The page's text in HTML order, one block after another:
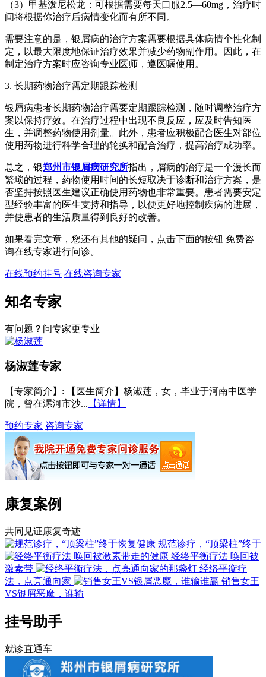
（3）甲基泼尼松龙：可根据需要每天口服2.5—60mg，治疗时
间将根据你治疗后病情变化而有所不同。
需要注意的是，银屑病的治疗方案需要根据具体病情个性化制
定，以最大限度地保证治疗效果并减少药物副作用。因此，在
制定治疗方案时应咨询专业医师，遵医嘱使用。
3. 长期药物治疗需定期跟踪检测
银屑病患者长期药物治疗需要定期跟踪检测，随时调整治疗方
案以保持疗效。在治疗过程中出现不良反应，应及时告知医
生，并调整药物使用剂量。此外，患者应积极配合医生对部位
使用药物进行科学合理的轮换和配合治疗，提高治疗成功率。
总之，银郑州市银屑病研究所指出，屑病的治疗是一个漫长而
繁琐的过程，药物使用时间的长短取决于诊断和治疗方案，是
否坚持按照医生建议正确使用药物也非常重要。患者需要安定
型经验丰富的医生支持和指导，以便更好地控制疾病的进展，
并使患者的生活质量得到良好的改善。
如果看完文章，您还有其他的疑问，点击下面的按钮 免费咨
询在线专家进行问诊。
在线预约挂号 在线咨询专家
知名专家
有问题？问专家更专业
杨淑莲专家
【专家简介】 : 【医生简介】杨淑莲，女，毕业于河南中医学
院，曾在漯河市沙... 【详情】
预约专家 咨询专家
康复案例
共同见证康复奇迹
规范诊疗，“顶梁柱”终于
经络平衡疗法 唤回被
激素带
经络平衡疗
法，点亮通向家
销售女王
VS银屑恶魔，谁输
挂号助手
就诊直通车